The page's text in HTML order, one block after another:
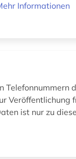
Informationen
Telefonnummern
Veröffentlichung
ist nur zu